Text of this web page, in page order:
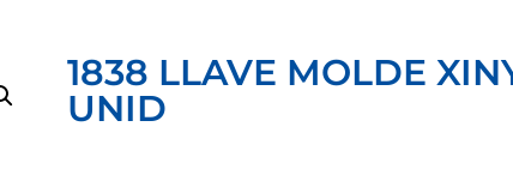
1838 LLAVE MOLDE
UNID